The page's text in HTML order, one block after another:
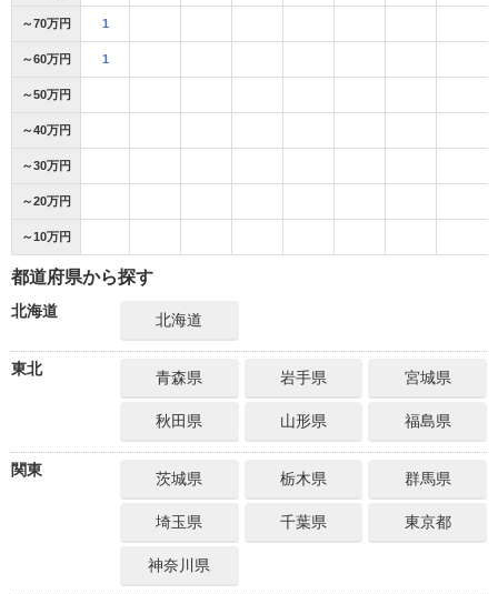
～70万円 1
～60万円 1
～50万円
～40万円
～30万円
～20万円
～10万円
都道府県から探す
北海道 北海道
東北 青森県 岩手県 宮城県
秋田県 山形県 福島県
関東 茨城県 栃木県 群馬県
埼玉県 千葉県 東京都
神奈川県